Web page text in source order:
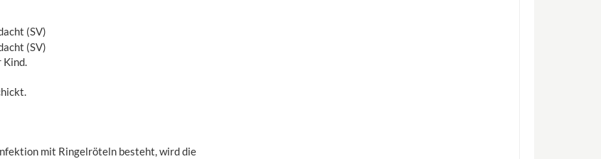
Kind.
mit Ringelröteln besteht, wird die